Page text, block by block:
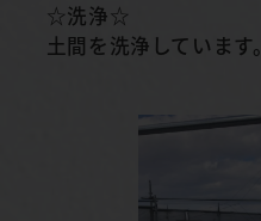
☆洗浄☆
土間を洗浄しています。